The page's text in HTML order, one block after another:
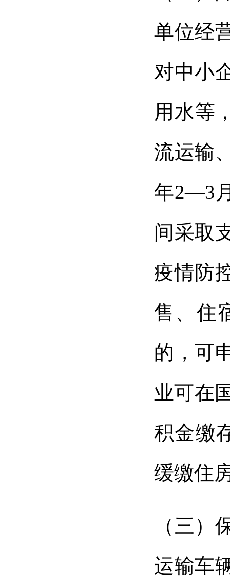
单位经
对中小
用水等
流运输
年2—3
间采取
疫情防
售、住
的，可
业可在
积金缴
缓缴住
（三
运输车